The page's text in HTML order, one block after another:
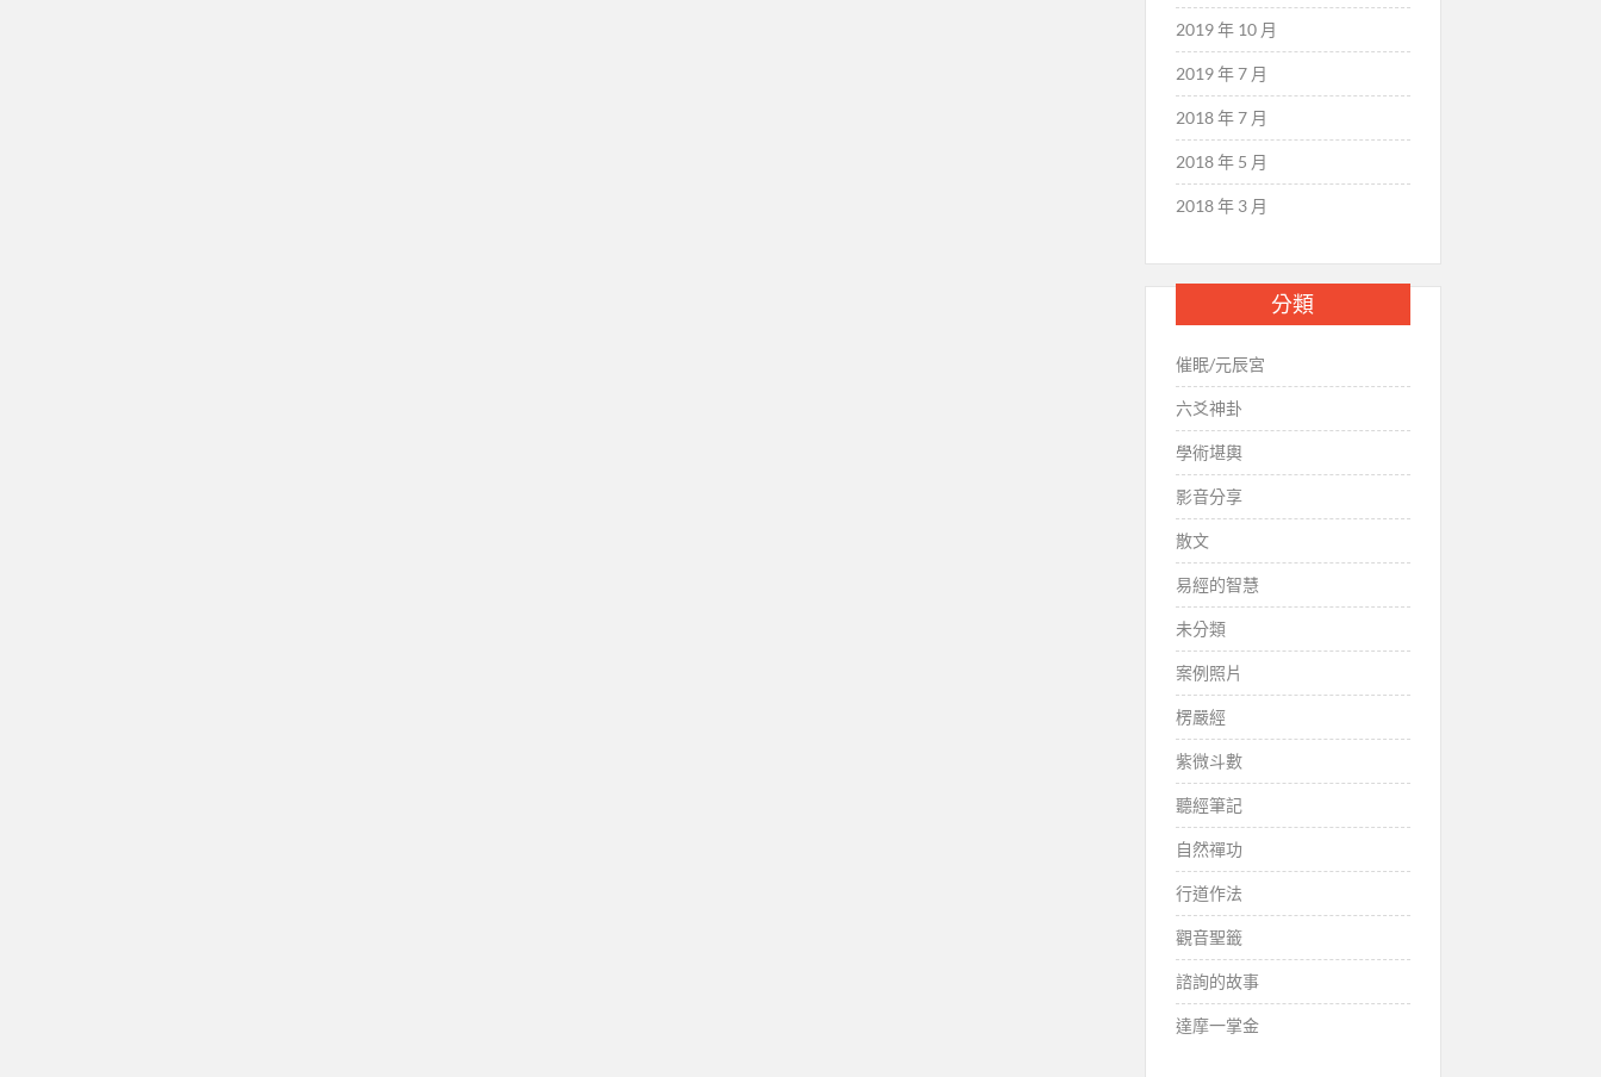
2019 年 10 月
2019 年 7 月
2018 年 7 月
2018 年 5 月
2018 年 3 月
分類
催眠/元辰宮
六爻神卦
學術堪輿
影音分享
散文
易經的智慧
未分類
案例照片
楞嚴經
紫微斗數
聽經筆記
自然禪功
行道作法
觀音聖籤
諮詢的故事
達摩一掌金